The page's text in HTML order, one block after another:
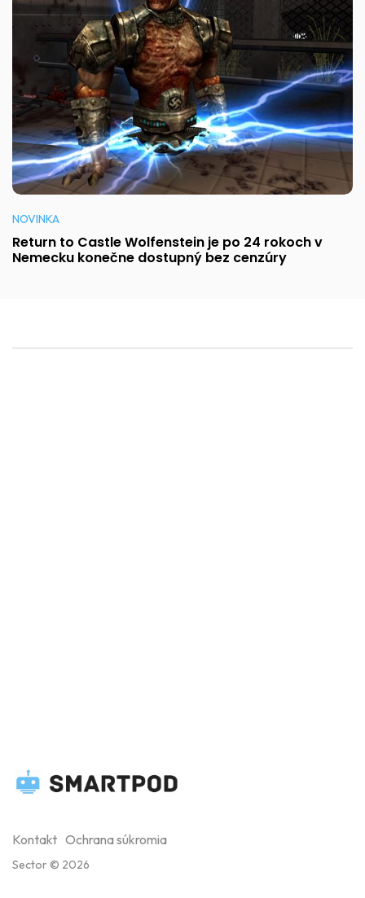
NOVINKA
Return to Castle Wolfenstein je po 24 rokoch v
Nemecku konečne dostupný bez cenzúry
Kontakt Ochrana súkromia
Sector © 2026